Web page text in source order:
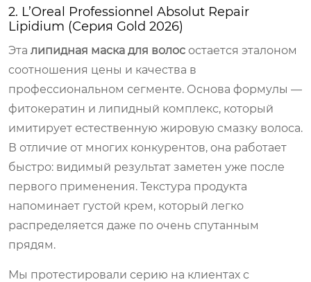
2. L’Oreal Professionnel Absolut Repair
Lipidium (Серия Gold 2026)
Эта липидная маска для волос остается эталоном
соотношения цены и качества в
профессиональном сегменте. Основа формулы —
фитокератин и липидный комплекс, который
имитирует естественную жировую смазку волоса.
В отличие от многих конкурентов, она работает
быстро: видимый результат заметен уже после
первого применения. Текстура продукта
напоминает густой крем, который легко
распределяется даже по очень спутанным
прядям.
Мы протестировали серию на клиентах с